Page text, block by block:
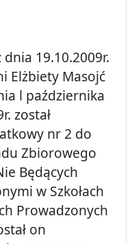
19.10.2009r.
Elżbiety Masojć
l października
został
nr 2 do
Zbiorowego
Będących
w Szkołach
Prowadzonych
on